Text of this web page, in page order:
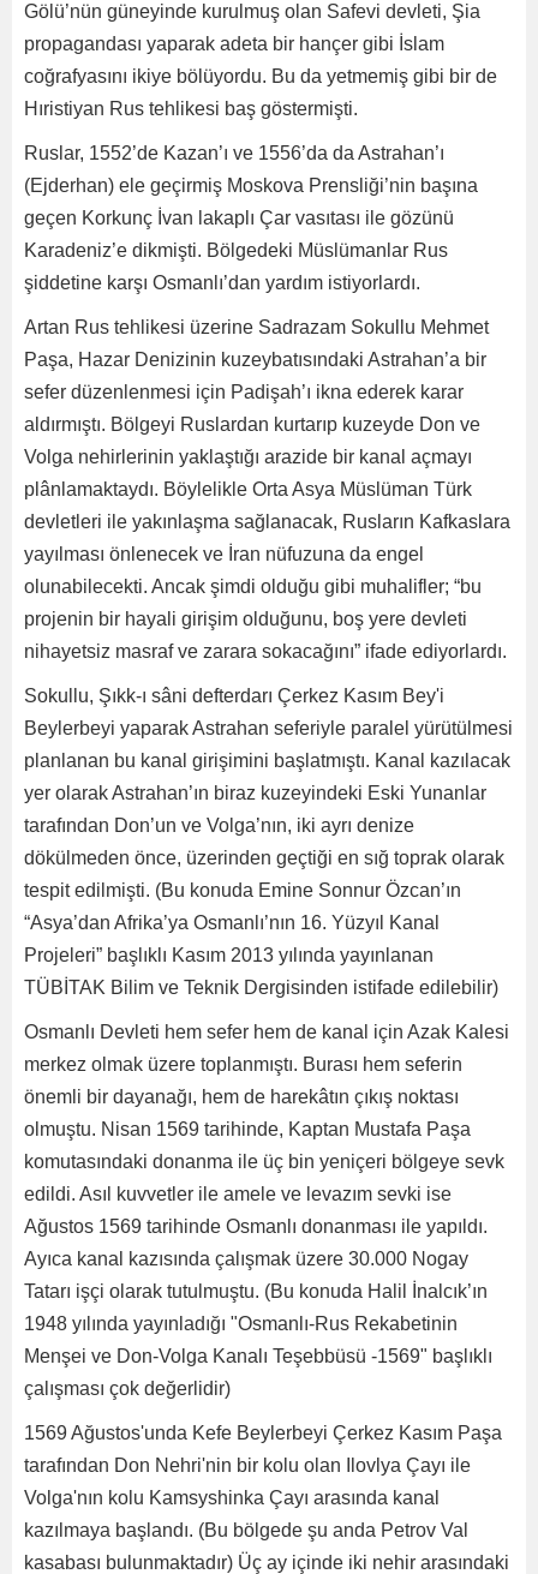
Gölü’nün güneyinde kurulmuş olan Safevi devleti, Şia
propagandası yaparak adeta bir hançer gibi İslam
coğrafyasını ikiye bölüyordu. Bu da yetmemiş gibi bir de
Hıristiyan Rus tehlikesi baş göstermişti.
Ruslar, 1552’de Kazan’ı ve 1556’da da Astrahan’ı
(Ejderhan) ele geçirmiş Moskova Prensliği’nin başına
geçen Korkunç İvan lakaplı Çar vasıtası ile gözünü
Karadeniz’e dikmişti. Bölgedeki Müslümanlar Rus
şiddetine karşı Osmanlı’dan yardım istiyorlardı.
Artan Rus tehlikesi üzerine Sadrazam Sokullu Mehmet
Paşa, Hazar Denizinin kuzeybatısındaki Astrahan’a bir
sefer düzenlenmesi için Padişah’ı ikna ederek karar
aldırmıştı. Bölgeyi Ruslardan kurtarıp kuzeyde Don ve
Volga nehirlerinin yaklaştığı arazide bir kanal açmayı
plânlamaktaydı. Böylelikle Orta Asya Müslüman Türk
devletleri ile yakınlaşma sağlanacak, Rusların Kafkaslara
yayılması önlenecek ve İran nüfuzuna da engel
olunabilecekti. Ancak şimdi olduğu gibi muhalifler; “bu
projenin bir hayali girişim olduğunu, boş yere devleti
nihayetsiz masraf ve zarara sokacağını” ifade ediyorlardı.
Sokullu, Şıkk-ı sâni defterdarı Çerkez Kasım Bey'i
Beylerbeyi yaparak Astrahan seferiyle paralel yürütülmesi
planlanan bu kanal girişimini başlatmıştı. Kanal kazılacak
yer olarak Astrahan’ın biraz kuzeyindeki Eski Yunanlar
tarafından Don’un ve Volga’nın, iki ayrı denize
dökülmeden önce, üzerinden geçtiği en sığ toprak olarak
tespit edilmişti. (Bu konuda Emine Sonnur Özcan’ın
“Asya’dan Afrika’ya Osmanlı’nın 16. Yüzyıl Kanal
Projeleri” başlıklı Kasım 2013 yılında yayınlanan
TÜBİTAK Bilim ve Teknik Dergisinden istifade edilebilir)
Osmanlı Devleti hem sefer hem de kanal için Azak Kalesi
merkez olmak üzere toplanmıştı. Burası hem seferin
önemli bir dayanağı, hem de harekâtın çıkış noktası
olmuştu. Nisan 1569 tarihinde, Kaptan Mustafa Paşa
komutasındaki donanma ile üç bin yeniçeri bölgeye sevk
edildi. Asıl kuvvetler ile amele ve levazım sevki ise
Ağustos 1569 tarihinde Osmanlı donanması ile yapıldı.
Ayıca kanal kazısında çalışmak üzere 30.000 Nogay
Tatarı işçi olarak tutulmuştu. (Bu konuda Halil İnalcık’ın
1948 yılında yayınladığı "Osmanlı-Rus Rekabetinin
Menşei ve Don-Volga Kanalı Teşebbüsü -1569" başlıklı
çalışması çok değerlidir)
1569 Ağustos'unda Kefe Beylerbeyi Çerkez Kasım Paşa
tarafından Don Nehri'nin bir kolu olan Ilovlya Çayı ile
Volga'nın kolu Kamsyshinka Çayı arasında kanal
kazılmaya başlandı. (Bu bölgede şu anda Petrov Val
kasabası bulunmaktadır) Üç ay içinde iki nehir arasındaki